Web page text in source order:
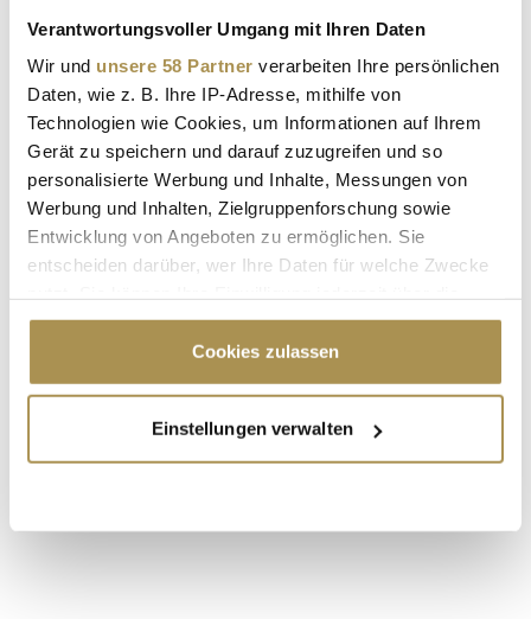
Verantwortungsvoller Umgang mit Ihren Daten
Wir und unsere 58 Partner verarbeiten Ihre persönlichen
Daten, wie z. B. Ihre IP-Adresse, mithilfe von
Technologien wie Cookies, um Informationen auf Ihrem
Gerät zu speichern und darauf zuzugreifen und so
personalisierte Werbung und Inhalte, Messungen von
Werbung und Inhalten, Zielgruppenforschung sowie
Entwicklung von Angeboten zu ermöglichen. Sie
entscheiden darüber, wer Ihre Daten für welche Zwecke
Cookie-Erklärung oder durch Klicken auf das Privacy
Trigger Symbol ändern oder widerrufen
Informationen über Ihre geografische Lage
erfassen, welche bis auf einige Meter genau sein
Cookies zulassen
Einstellungen verwalten
Sicherheitscode bestätigen: *